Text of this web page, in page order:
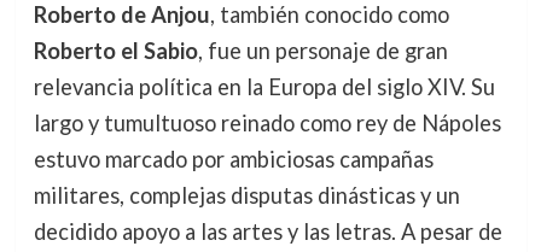
Roberto de Anjou, también conocido como
Roberto el Sabio, fue un personaje de gran
relevancia política en la Europa del siglo XIV. Su
largo y tumultuoso reinado como rey de Nápoles
estuvo marcado por ambiciosas campañas
militares, complejas disputas dinásticas y un
decidido apoyo a las artes y las letras. A pesar de